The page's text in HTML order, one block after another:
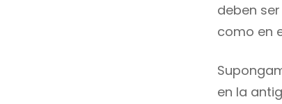
deben
como en
en la